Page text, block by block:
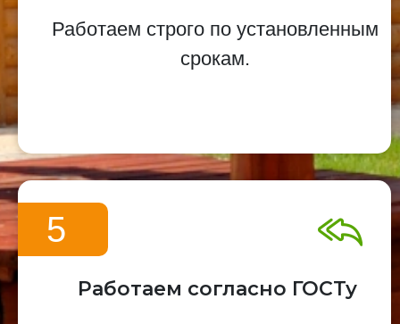
Работаем строго по установленным
срокам.
5
Работаем согласно ГОСТу